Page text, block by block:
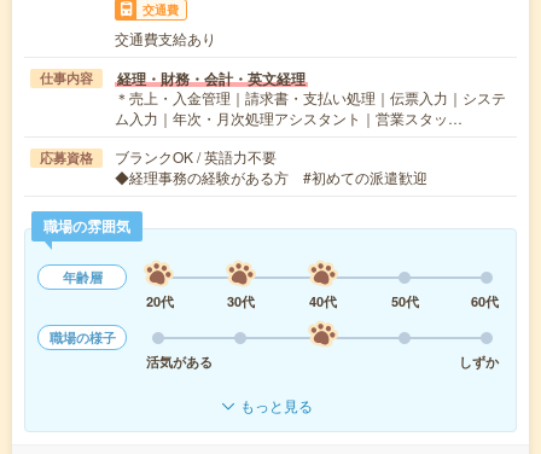
交通費
交通費支給あり
仕事内容 経理・財務・会計・英文経理
＊売上・入金管理｜請求書・支払い処理｜伝票入力｜システ
ム入力｜年次・月次処理アシスタント｜営業スタッ…
応募資格
ブランクOK / 英語力不要
◆経理事務の経験がある方 #初めての派遣歓迎
職場の雰囲気
年齢層
20代
30代 40代 50代
60代
職場の様子
活気がある
しずか
もっと見る